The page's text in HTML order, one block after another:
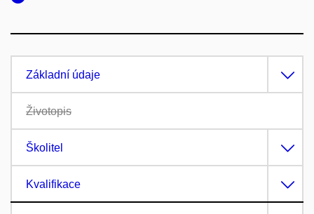
Základní údaje
Životopis
Školitel
Kvalifikace